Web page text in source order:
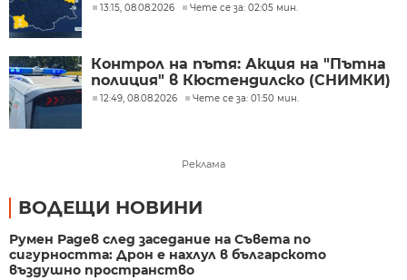
13:15, 08.08.2026 Чете се за: 02:05 мин.
Контрол на пътя: Акция на "Пътна
полиция" в Кюстендилско (СНИМКИ)
12:49, 08.08.2026 Чете се за: 01:50 мин.
Реклама
ВОДЕЩИ НОВИНИ
Румен Радев след заседание на Съвета по
сигурността: Дрон е нахлул в българското
въздушно пространство